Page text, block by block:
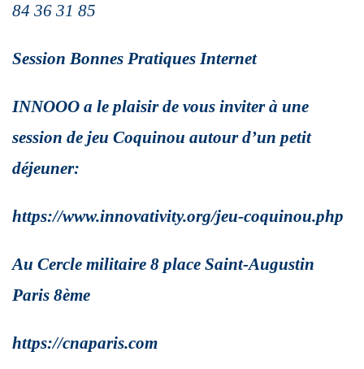
84 36 31 85
Session Bonnes Pratiques Internet
INNOOO a le plaisir de vous inviter à une
session de jeu Coquinou autour d’un petit
déjeuner:
https://www.innovativity.org/jeu-coquinou.php
Au Cercle militaire 8 place Saint-Augustin
Paris 8ème
https://cnaparis.com